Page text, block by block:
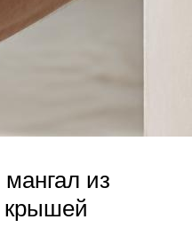
из
крышей